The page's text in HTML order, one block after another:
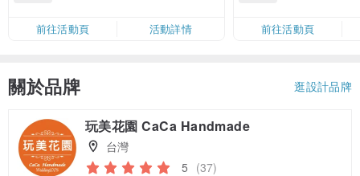
卡」結帳）
前往活動頁 活動詳情
前往活動頁
關於品牌 逛設計品牌
玩美花園 CaCa Handmade
台灣
5 (37)